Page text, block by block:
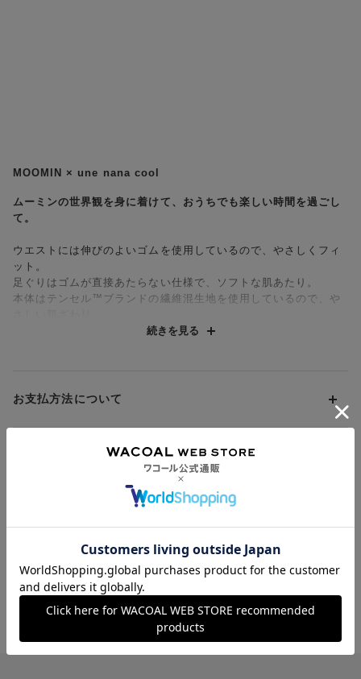
MOOMIN × une nana cool
ムーミンの世界観を身に着けて、おうちでも楽しい時間を過ごし
て。
ウエストには伸びのよいゴムを使用しているので、やさしくフィ
ット。
足ぐりはゴムが直接あたらない仕様で、ソフトな肌あたり。
本体はテンセル™ブランドの繊維混生地を使用しているので、や
※TENCEL™及びテンセル™は、Lenzing AGの商標です。
続きを見る
お支払方法について
お支払い方法は下記よりお選びいただけます。
Amazon Pay
楽天ペイ
現金での振り込み（後払い）
※商品や条件により、一部ご利用いただけないお支払方法がござ
います。
1回のご注文のお届け先1ヶ所につき、送料の一部として599円
（税込）（全国一律）をご負担いただきます。
当社の都合により、ご注文商品のお届けを2回以上に分割させて
いただく場合は、初回のお届け分のみ送料をご負担いただきま
クーポン・ポイントは送料にはご利用いただけません。
返品・交換は到着後8日以内にお願いいたします。
ブラジャー・靴・スポーツタイツ(CW-X)・一部マタニティ商品
(産後ガードル・骨盤ベルト)・リマンマパッド(洗い替えパッド
い」をご利用ください。ただし、セール商品は返送料無料の対
上述の返送料着払い対象商品以外の、お客様のご都合(注文間違
クーポンについて
クーポン利用方法について
クーポン利用欄の『クーポンを利用する』にチェックし、取得